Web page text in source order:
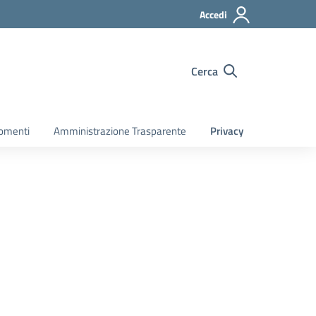
Accedi
Cerca
Amministrazione Trasparente Privacy